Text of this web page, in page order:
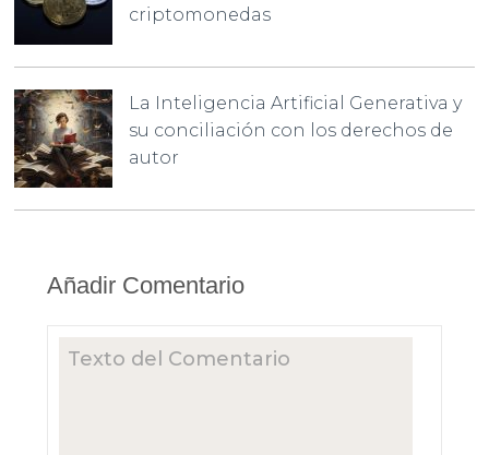
criptomonedas
La Inteligencia Artificial Generativa y
su conciliación con los derechos de
autor
Añadir Comentario